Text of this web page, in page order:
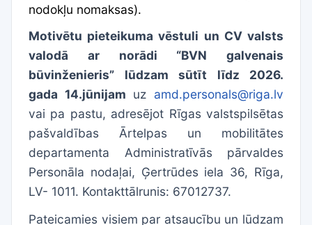
nodokļu nomaksas).
Motivētu pieteikuma vēstuli un CV valsts
valodā ar norādi “BVN galvenais
būvinženieris” lūdzam sūtīt līdz 2026.
gada 14.jūnijam uz amd.personals@riga.lv
vai pa pastu, adresējot Rīgas valstspilsētas
pašvaldības Ārtelpas un mobilitātes
departamenta Administratīvās pārvaldes
Personāla nodaļai, Ģertrūdes iela 36, Rīga,
LV- 1011. Kontakttālrunis: 67012737.
Pateicamies visiem par atsaucību un lūdzam